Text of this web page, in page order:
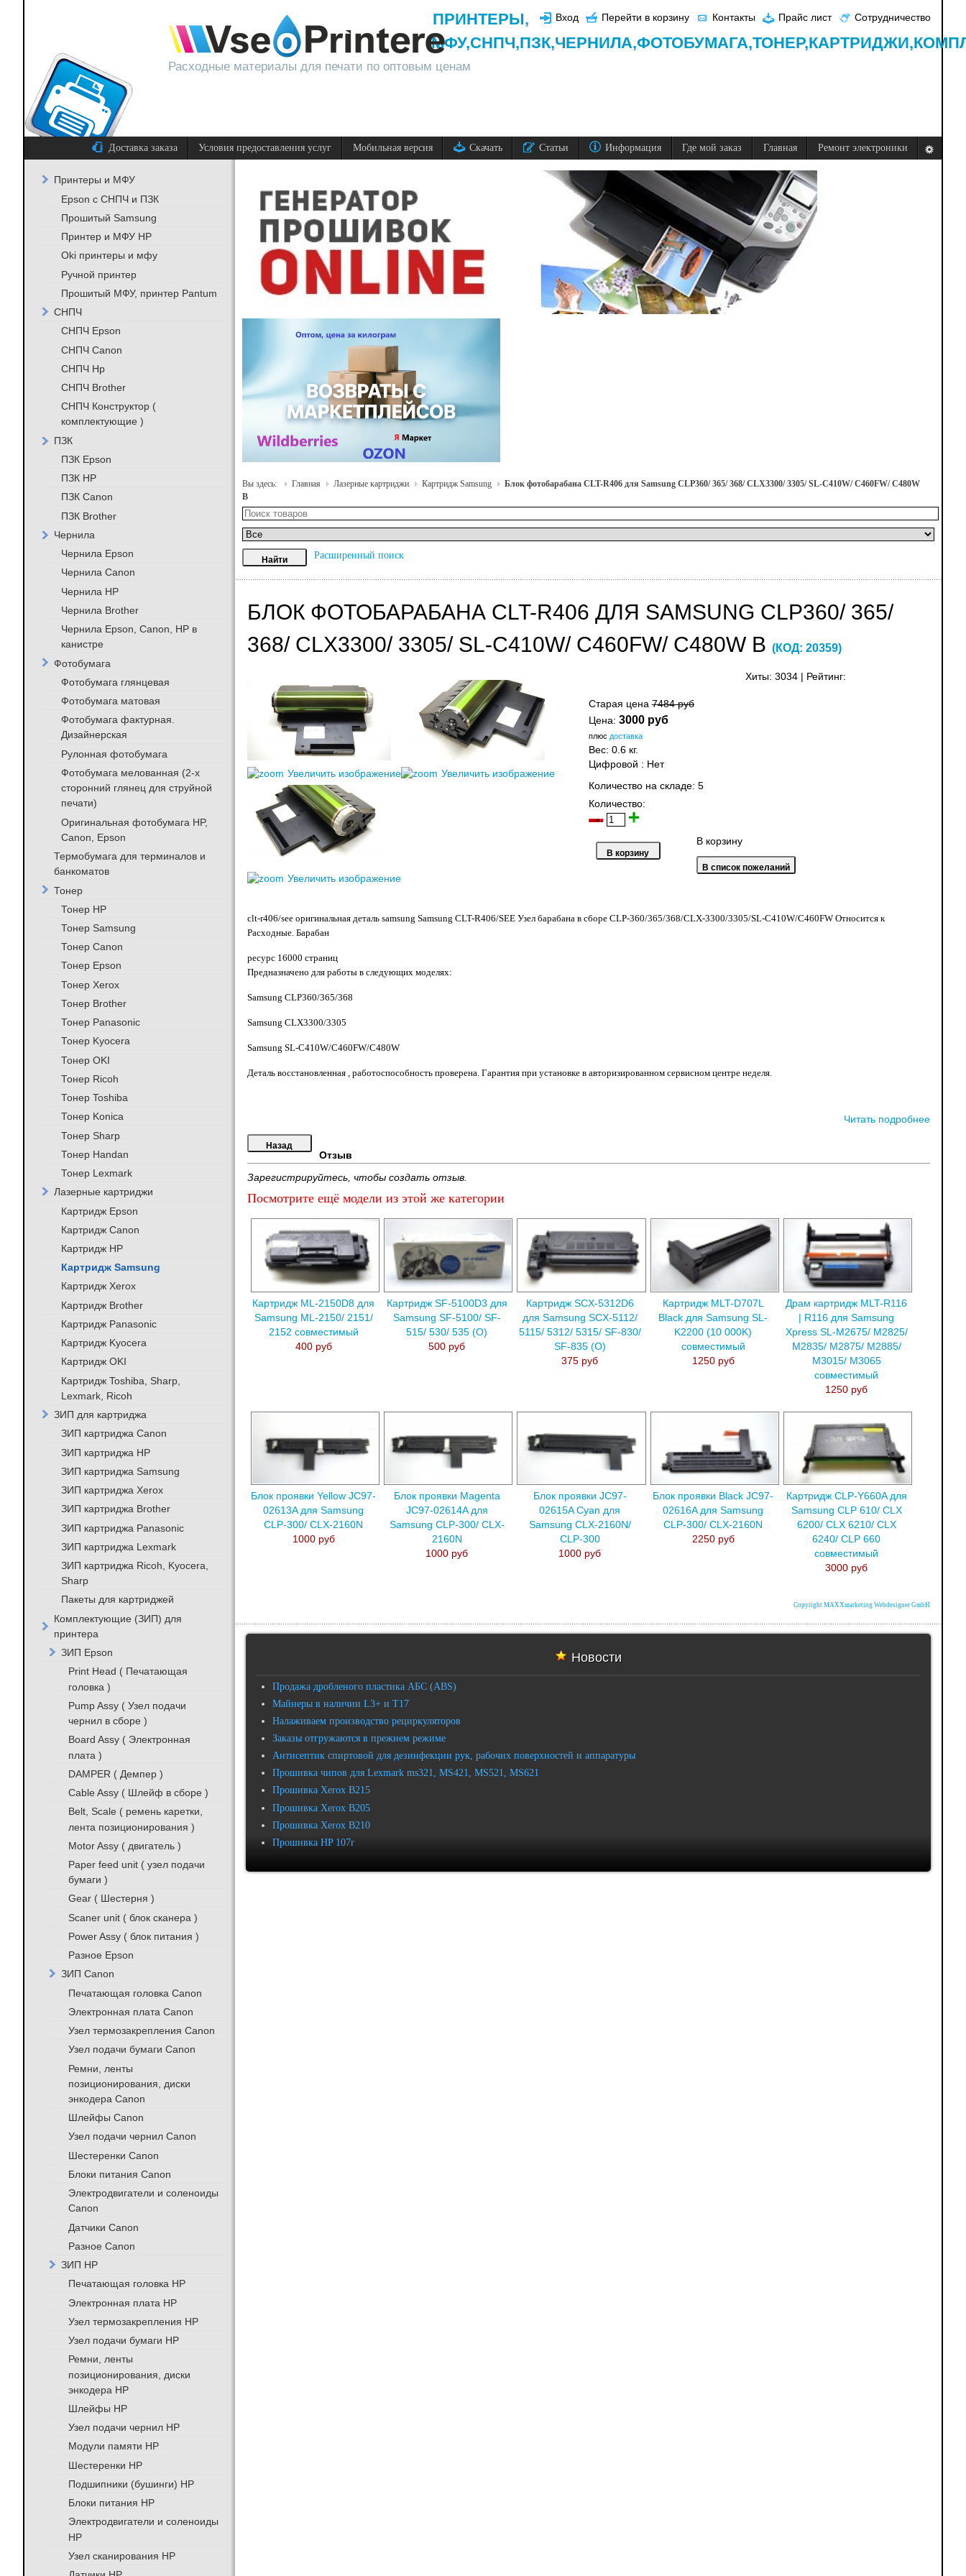
Расходные материалы для печати по оптовым ценам
Вход Перейти в корзину Контакты Прайс лист Сотрудничество
ПРИНТЕРЫ,
МФУ,СНПЧ,ПЗК,ЧЕРНИЛА,ФОТОБУМАГА,ТОНЕР,КАРТРИДЖИ,
Доставка заказа Условия предоставления услуг Мобильная версия Скачать Статьи Информация Где мой заказ Главная Ремонт электроники
Вы здесь: Главная Лазерные картриджи Картридж Samsung
Блок фотобарабана CLT-R406 для Samsung CLP360/ 365/ 368/ CLX3300/ 3305/ SL-C410W/ C460FW/ C480W
В
Расширенный поиск
БЛОК ФОТОБАРАБАНА CLT-R406 ДЛЯ SAMSUNG CLP360/ 365/
368/ CLX3300/ 3305/ SL-C410W/ C460FW/ C480W В (КОД: 20359)
Хиты: 3034 Рейтинг:
Увеличить изображение Увеличить изображение
Увеличить изображение
Старая цена7484 руб
Цена: 3000 руб
плюс доставка
Вес: 0.6 кг.
Цифровой : Нет
Количество на складе: 5
Количество:
В корзину
clt-r406/see оригинальная деталь samsung Samsung CLT-R406/SEE Узел барабана в cборе CLP-360/365/368/CLX-3300/3305/SL-C410W/C460FW Относится к
Расходные. Барабан
ресурс 16000 страниц
Предназначено для работы в следующих моделях:
Samsung CLP360/365/368
Samsung CLX3300/3305
Samsung SL-C410W/C460FW/C480W
Деталь восстановленная , работоспособность проверена. Гарантия при установке в авторизированном сервисном центре неделя.
Читать подробнее
Отзыв
Зарегистрируйтесь, чтобы создать отзыв.
Посмотрите ещё модели из этой же категории
Картридж ML-2150D8 для
Samsung ML-2150/ 2151/
2152 совместимый
400 руб
Картридж SF-5100D3 для
Samsung SF-5100/ SF-
515/ 530/ 535 (О)
500 руб
Картридж SCX-5312D6
для Samsung SCX-5112/
5115/ 5312/ 5315/ SF-830/
SF-835 (О)
375 руб
Картридж MLT-D707L
Black для Samsung SL-
K2200 (10 000K)
совместимый
1250 руб
Драм картридж MLT-R116
| R116 для Samsung
Xpress SL-M2675/ M2825/
M2835/ M2875/ M2885/
M3015/ M3065
совместимый
1250 руб
Блок проявки Yellow JC97-
02613A для Samsung
CLP-300/ CLX-2160N
1000 руб
Блок проявки Magenta
JC97-02614A для
Samsung CLP-300/ CLX-
2160N
1000 руб
Блок проявки JC97-
02615A Cyan для
Samsung CLX-2160N/
CLP-300
1000 руб
Блок проявки Black JC97-
02616A для Samsung
CLP-300/ CLX-2160N
2250 руб
Картридж CLP-Y660A для
Samsung CLP 610/ CLX
6200/ CLX 6210/ CLX
6240/ CLP 660
совместимый
3000 руб
Copyright MAXXmarketing Webdesigner GmbH
Новости
Продажа дробленого пластика АБС (ABS)
Майнеры в наличии L3+ и T17
Налаживаем производство рециркуляторов
Заказы отгружаются в прежнем режиме
Антисептик спиртовой для дезинфекции рук, рабочих поверхностей и аппаратуры
Прошивка чипов для Lexmark ms321, MS421, MS521, MS621
Прошивка Xerox B215
Прошивка Xerox B205
Прошивка Xerox B210
Прошивка HP 107r
Принтеры и МФУ
Epson с СНПЧ и ПЗК
Прошитый Samsung
Принтер и МФУ HP
Oki принтеры и мфу
Ручной принтер
Прошитый МФУ, принтер Pantum
СНПЧ
СНПЧ Epson
СНПЧ Canon
СНПЧ Hp
СНПЧ Brother
СНПЧ Конструктор (
комплектующие )
ПЗК
ПЗК Epson
ПЗК HP
ПЗК Canon
ПЗК Brother
Чернила
Чернила Epson
Чернила Canon
Чернила HP
Чернила Brother
Чернила Epson, Canon, HP в
канистре
Фотобумага
Фотобумага глянцевая
Фотобумага матовая
Фотобумага фактурная.
Дизайнерская
Рулонная фотобумага
Фотобумага мелованная (2-х
сторонний глянец для струйной
печати)
Оригинальная фотобумага HP,
Canon, Epson
Термобумага для терминалов и
банкоматов
Тонер
Тонер HP
Тонер Samsung
Тонер Canon
Тонер Epson
Тонер Xerox
Тонер Brother
Тонер Panasonic
Тонер Kyocera
Тонер OKI
Тонер Ricoh
Тонер Toshiba
Тонер Konica
Тонер Sharp
Тонер Handan
Тонер Lexmark
Лазерные картриджи
Картридж Epson
Картридж Canon
Картридж HP
Картридж Samsung
Картридж Xerox
Картридж Brother
Картридж Panasonic
Картридж Kyocera
Картридж OKI
Картридж Toshiba, Sharp,
Lexmark, Ricoh
ЗИП для картриджа
ЗИП картриджа Canon
ЗИП картриджа HP
ЗИП картриджа Samsung
ЗИП картриджа Xerox
ЗИП картриджа Brother
ЗИП картриджа Panasonic
ЗИП картриджа Lexmark
ЗИП картриджа Ricoh, Kyocera,
Sharp
Пакеты для картриджей
Комплектующие (ЗИП) для
принтера
ЗИП Epson
Print Head ( Печатающая
головка )
Pump Assy ( Узел подачи
чернил в сборе )
Board Assy ( Электронная
плата )
DAMPER ( Демпер )
Cable Assy ( Шлейф в сборе )
Belt, Scale ( ремень каретки,
лента позиционирования )
Motor Assy ( двигатель )
Paper feed unit ( узел подачи
бумаги )
Gear ( Шестерня )
Scaner unit ( блок сканера )
Power Assy ( блок питания )
Разное Epson
ЗИП Canon
Печатающая головка Canon
Электронная плата Canon
Узел термозакрепления Canon
Узел подачи бумаги Canon
Ремни, ленты
позиционирования, диски
энкодера Canon
Шлейфы Canon
Узел подачи чернил Canon
Шестеренки Canon
Блоки питания Canon
Электродвигатели и соленоиды
Canon
Датчики Canon
Разное Canon
ЗИП HP
Печатающая головка HP
Электронная плата HP
Узел термозакрепления HP
Узел подачи бумаги HP
Ремни, ленты
позиционирования, диски
энкодера HP
Шлейфы HP
Узел подачи чернил HP
Модули памяти HP
Шестеренки HP
Подшипники (бушинги) HP
Блоки питания HP
Электродвигатели и соленоиды
HP
Узел сканирования HP